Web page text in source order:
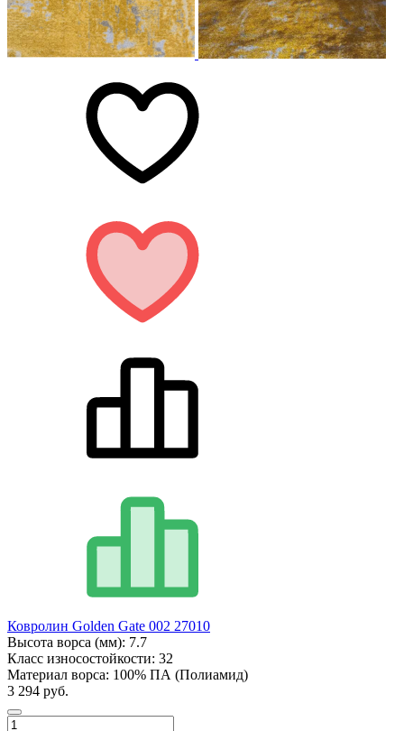
Ковролин Golden Gate 002 27010
Высота ворса (мм): 7.7
Класс износостойкости: 32
Материал ворса: 100% ПА (Полиамид)
3 294 руб.